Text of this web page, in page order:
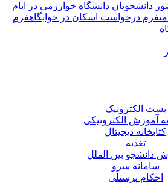
دانشجویان دانشگاه خوارزمی در ایام
فرم درخواست اسکان در خوابگاهفرم
پست الکترونیک
آموزش الکترونیکی
کتابخانه دیجیتال
تغذیه
دانشجو بین الملل
سامانه سرو
احکام پرسنلی